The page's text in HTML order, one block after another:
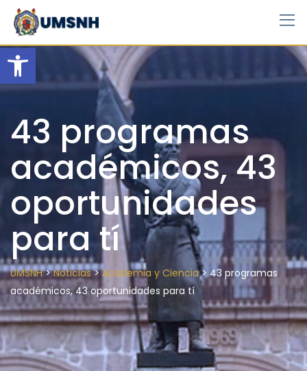
Open toolbar
Skip
content
43 programas
académicos, 43
oportunidades
para tí
UMSNH>Noticias>Academia y Ciencia>43 programas
académicos, 43 oportunidades para tí